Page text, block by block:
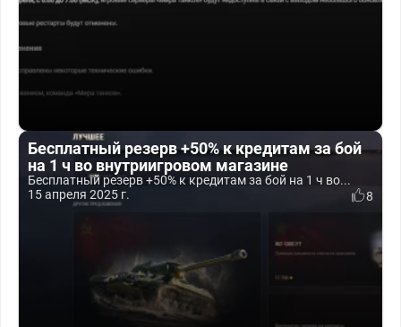
Бесплатный резерв +50% к кредитам за бой
на 1 ч во внутриигровом магазине
Бесплатный резерв +50% к кредитам за бой на 1 ч во...
15 апреля 2025 г.
8